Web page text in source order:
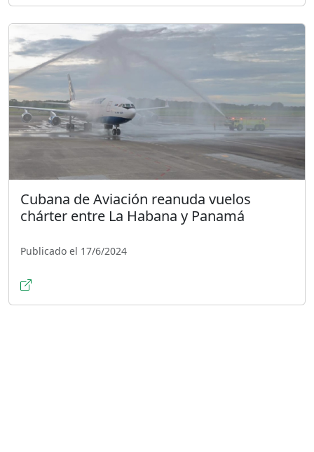
Cubana de Aviación reanuda vuelos
chárter entre La Habana y Panamá
Publicado el 17/6/2024